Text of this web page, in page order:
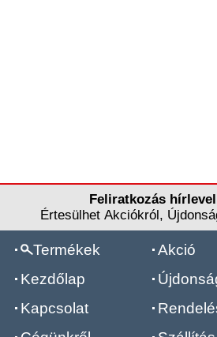
Feliratkozás
Értesülhet Akciókról,
Termékek
Kezdőlap
Kapcsolat
Akció